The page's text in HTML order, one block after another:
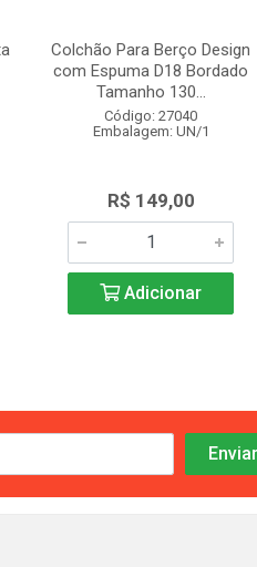
Colchão Para Berço Design
com Espuma D18 Bordado
Tamanho 130...
Código: 27040
Embalagem: UN/1
R$ 149,00
Adicionar